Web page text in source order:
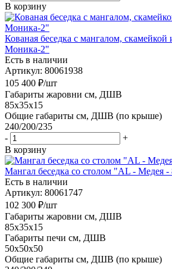
В корзину
Кованая беседка с мангалом,
Моника-2"
Есть в наличии
Артикул: 80061938
105 400 ₽/шт
Габариты жаровни см, ДШВ
85x35x15
Общие габариты см, ДШВ (по крыше)
240/200/235
-
+
В корзину
Мангал беседка со столом "AL - Медея -
Есть в наличии
Артикул: 80061747
102 300 ₽/шт
Габариты жаровни см, ДШВ
85x35x15
Габариты печи см, ДШВ
50x50x50
Общие габариты см, ДШВ (по крыше)